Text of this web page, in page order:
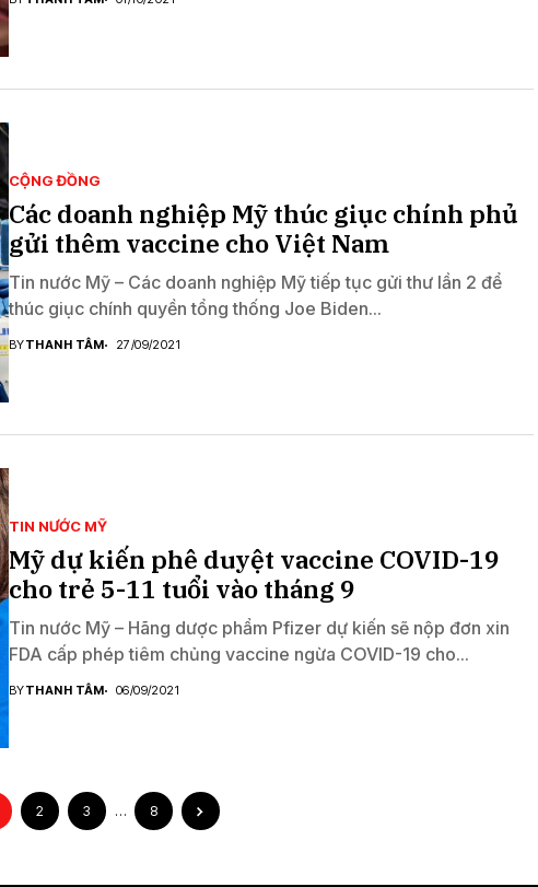
CỘNG ĐỒNG
Các doanh nghiệp Mỹ thúc giục chính phủ
gửi thêm vaccine cho Việt Nam
Tin nước Mỹ – Các doanh nghiệp Mỹ tiếp tục gửi thư lần 2 để
thúc giục chính quyền tổng thống Joe Biden...
BYTHANH TÂM 27/09/2021
TIN NƯỚC MỸ
Mỹ dự kiến phê duyệt vaccine COVID-19
cho trẻ 5-11 tuổi vào tháng 9
Tin nước Mỹ – Hãng dược phẩm Pfizer dự kiến sẽ nộp đơn xin
FDA cấp phép tiêm chủng vaccine ngừa COVID-19 cho...
BYTHANH TÂM 06/09/2021
2 3 … 8